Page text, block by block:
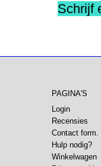
Schrijf
PAGINA'S
Login
Recensies
Contact form.
Hulp nodig?
Winkelwagen